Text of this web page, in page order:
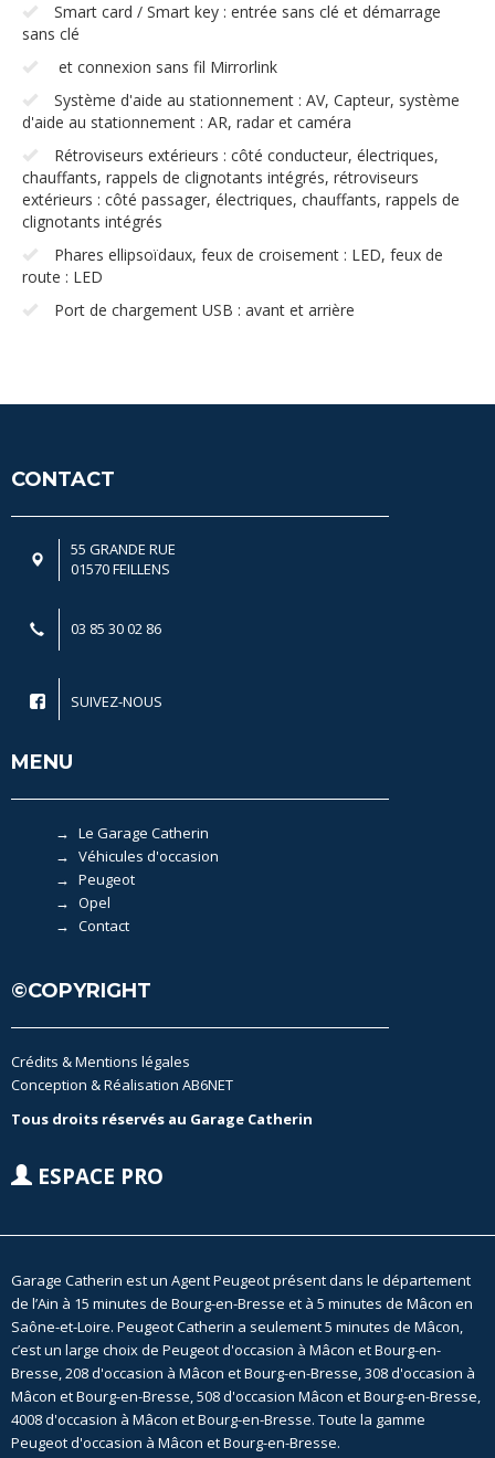
Smart card / Smart key : entrée sans clé et démarrage
sans clé
et connexion sans fil Mirrorlink
Système d'aide au stationnement : AV, Capteur, système
d'aide au stationnement : AR, radar et caméra
Rétroviseurs extérieurs : côté conducteur, électriques,
chauffants, rappels de clignotants intégrés, rétroviseurs
extérieurs : côté passager, électriques, chauffants, rappels de
clignotants intégrés
Phares ellipsoïdaux, feux de croisement : LED, feux de
route : LED
Port de chargement USB : avant et arrière
CONTACT
55 GRANDE RUE
01570 FEILLENS
03 85 30 02 86
SUIVEZ-NOUS
MENU
Le Garage Catherin
Véhicules d'occasion
Peugeot
Opel
Contact
©COPYRIGHT
Crédits & Mentions légales
Conception & Réalisation AB6NET
Tous droits réservés au Garage Catherin
ESPACE PRO
Garage Catherin est un Agent Peugeot présent dans le département
de l’Ain à 15 minutes de Bourg-en-Bresse et à 5 minutes de Mâcon en
Saône-et-Loire. Peugeot Catherin a seulement 5 minutes de Mâcon,
c’est un large choix de Peugeot d'occasion à Mâcon et Bourg-en-
Bresse, 208 d'occasion à Mâcon et Bourg-en-Bresse, 308 d'occasion à
Mâcon et Bourg-en-Bresse, 508 d'occasion Mâcon et Bourg-en-Bresse,
4008 d'occasion à Mâcon et Bourg-en-Bresse. Toute la gamme
Peugeot d'occasion à Mâcon et Bourg-en-Bresse.